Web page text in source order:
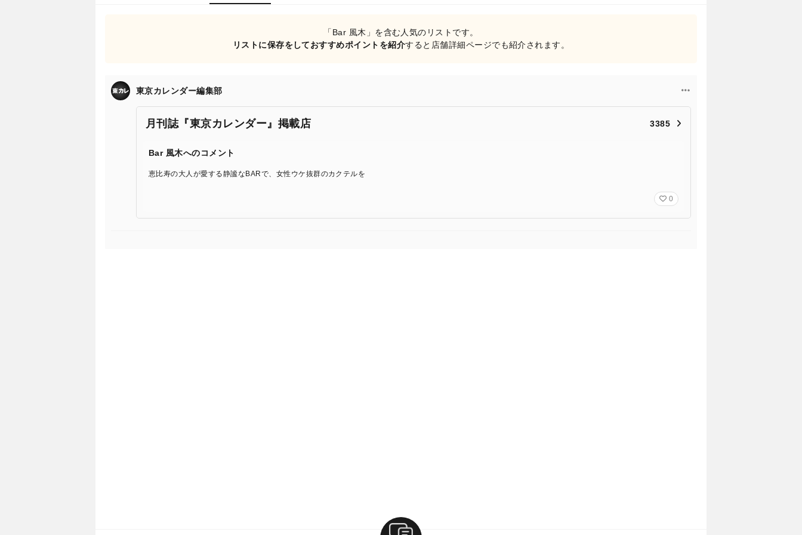
「Bar 風木」を含む人気のリストです。
リストに保存をしておすすめポイントを紹介すると店舗詳細ページでも紹介されます。
東京カレンダー編集部
月刊誌『東京カレンダー』掲載店 3385
Bar 風木へのコメント
恵比寿の大人が愛する静謐なBARで、女性ウケ抜群のカクテルを
0